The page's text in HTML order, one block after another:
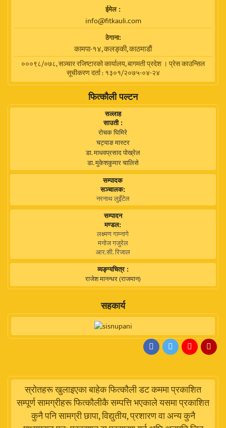
ईमेल :
info@fitkauli.com
ठेगाना:
कामपा-१४, कलङ्की, काठमाडाैं
०००९८/०७८, सञ्चार रजिष्टारको कार्यालय, बागमती प्रदेश । प्रेस काउन्सिल
सूचीकरण दर्ता : १३०१/२०७५-०४-२४
फित्कौली पल्टन
सल्लाह
साउती :
रोचक घिमिरे
चट्याङ मास्टर
डा. माधवप्रसाद पोख्रेल
डा. मुकेशकुमार चालिसे
सम्पादक
सञ्चालक:
नरनाथ लुइँटेल
सम्पादन
मण्डल:
लक्ष्मण गाम्नागे
मनोज गजुरेल
आर.सी. रिजाल
व्यङ्ग्यचित्र :
राजेश मानन्धर (राजमान)
सहकार्य
स्रोतहरू खुलाइएका बाहेक फित्कौली डट कममा प्रकाशित
सम्पूर्ण सामग्रीहरू फित्कौलीकै सम्पत्ति भएकाले यसमा प्रकाशित
कुनै पनि सामग्री छापा, विद्युतीय, प्रशारण वा अन्य कुनै